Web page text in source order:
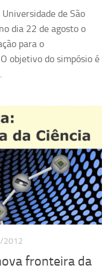
de São
dia 22 de agosto o
para o
objetivo do simpósio é
2012
fronteira da